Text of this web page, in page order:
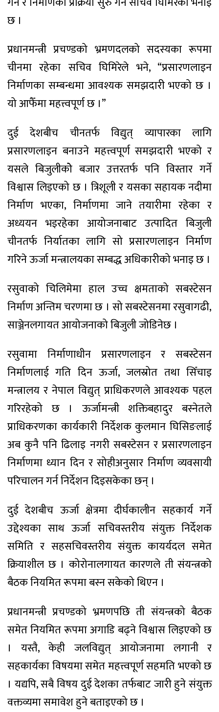
छ ।
प्रधानमन्त्री प्रचण्डको भ्रमणदलको सदस्यका रूपमा
चीनमा रहेका सचिव घिमिरेले भने, “प्रसारणलाइन
निर्माणका सम्बन्धमा आवश्यक समझदारी भएको छ ।
यो आफैँमा महत्त्वपूर्ण छ ।”
दुई देशबीच चीनतर्फ विद्युत् व्यापारका लागि
प्रसारणलाइन बनाउने महत्त्वपूर्ण समझदारी भएको र
यसले बिजुलीकोे बजार उत्तरतर्फ पनि विस्तार गर्ने
विश्वास लिइएको छ । त्रिशूली र यसका सहायक नदीमा
निर्माण भएका, निर्माणमा जाने तयारीमा रहेका र
अध्ययन भइरहेका आयोजनाबाट उत्पादित बिजुली
चीनतर्फ निर्यातका लागि सो प्रसारणलाइन निर्माण
गरिने ऊर्जा मन्त्रालयका सम्बद्ध अधिकारीको भनाइ छ ।
रसुवाको चिलिमेमा हाल उच्च क्षमताको सबस्टेसन
निर्माण अन्तिम चरणमा छ । सो सबस्टेसनमा रसुवागढी,
साञ्जेनलगायत आयोजनाको बिजुली जोडिनेछ ।
रसुवामा निर्माणाधीन प्रसारणलाइन र सबस्टेसन
निर्माणलाई गति दिन ऊर्जा, जलस्रोत तथा सिँचाइ
मन्त्रालय र नेपाल विद्युत् प्राधिकरणले आवश्यक पहल
गरिरहेको छ । ऊर्जामन्त्री शक्तिबहादुर बस्नेतले
प्राधिकरणका कार्यकारी निर्देशक कुलमान घिसिङलाई
अब कुनै पनि ढिलाइ नगरी सबस्टेसन र प्रसारणलाइन
निर्माणमा ध्यान दिन र सोहीअनुसार निर्माण व्यवसायी
परिचालन गर्न निर्देशन दिइसकेका छन् ।
दुई देशबीच ऊर्जा क्षेत्रमा दीर्घकालीन सहकार्य गर्ने
उद्देश्यका साथ ऊर्जा सचिवस्तरीय संयुक्त निर्देशक
समिति र सहसचिवस्तरीय संयुक्त कायर्यदल समेत
क्रियाशील छ । कोरोनालगायत कारणले ती संयन्त्रको
बैठक नियमित रूपमा बस्न सकेको थिएन ।
प्रधानमन्त्री प्रचण्डको भ्रमणपछि ती संयन्त्रको बैठक
समेत नियमित रूपमा अगाडि बढ्ने विश्वास लिइएको छ
। यस्तै, केही जलविद्युत् आयोजनामा लगानी र
सहकार्यका विषयमा समेत महत्त्वपूर्ण सहमति भएको छ
। यद्यपि, सबै विषय दुई देशका तर्फबाट जारी हुने संयुक्त
वक्तव्यमा समावेश हुने बताइएको छ ।